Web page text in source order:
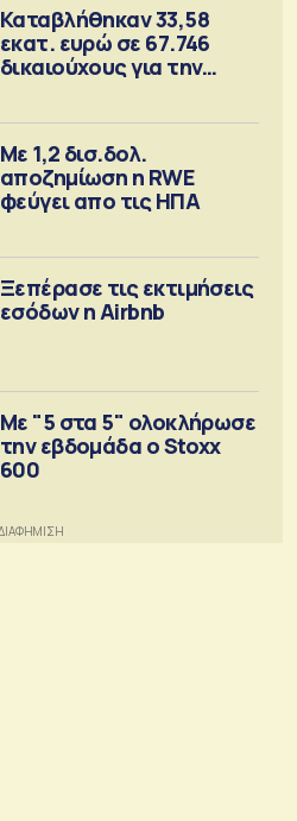
Καταβλήθηκαν 33,58
εκατ. ευρώ σε 67.746
δικαιούχους για την
Με 1,2 δισ.δολ.
αποζημίωση η RWE
φεύγει απο τις ΗΠΑ
Ξεπέρασε τις εκτιμήσεις
εσόδων η Airbnb
Με "5 στα 5" ολοκλήρωσε
την εβδομάδα ο Stoxx
600